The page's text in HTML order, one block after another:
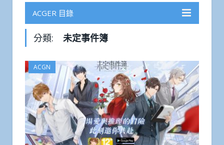
ACGER 目錄
分類: 未定事件簿
ACGN